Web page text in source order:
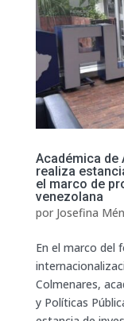
Académica de
realiza
el marco de
venezolana
por Josefina
En el marco del
Colmenares,
y Políticas